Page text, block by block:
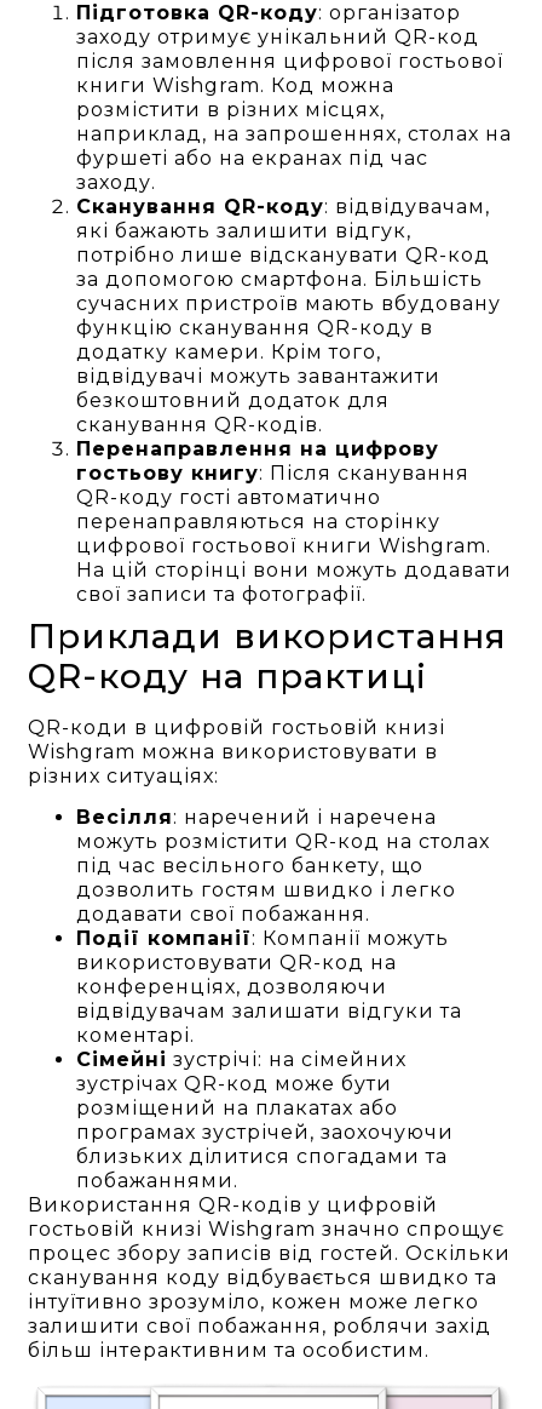
Підготовка QR-коду: організатор
заходу отримує унікальний QR-код
після замовлення цифрової гостьової
книги Wishgram. Код можна
розмістити в різних місцях,
наприклад, на запрошеннях, столах на
фуршеті або на екранах під час
заходу.
Сканування QR-коду: відвідувачам,
які бажають залишити відгук,
потрібно лише відсканувати QR-код
за допомогою смартфона. Більшість
сучасних пристроїв мають вбудовану
функцію сканування QR-коду в
додатку камери. Крім того,
відвідувачі можуть завантажити
безкоштовний додаток для
сканування QR-кодів.
Перенаправлення на цифрову
гостьову книгу: Після сканування
QR-коду гості автоматично
перенаправляються на сторінку
цифрової гостьової книги Wishgram.
На цій сторінці вони можуть додавати
свої записи та фотографії.
Приклади використання
QR-коду на практиці
QR-коди в цифровій гостьовій книзі
Wishgram можна використовувати в
різних ситуаціях:
Весілля: наречений і наречена
можуть розмістити QR-код на столах
під час весільного банкету, що
дозволить гостям швидко і легко
додавати свої побажання.
Події компанії: Компанії можуть
використовувати QR-код на
конференціях, дозволяючи
відвідувачам залишати відгуки та
коментарі.
Сімейні зустрічі: на сімейних
зустрічах QR-код може бути
розміщений на плакатах або
програмах зустрічей, заохочуючи
близьких ділитися спогадами та
побажаннями.
Використання QR-кодів у цифровій
гостьовій книзі Wishgram значно спрощує
процес збору записів від гостей. Оскільки
сканування коду відбувається швидко та
інтуїтивно зрозуміло, кожен може легко
залишити свої побажання, роблячи захід
більш інтерактивним та особистим.